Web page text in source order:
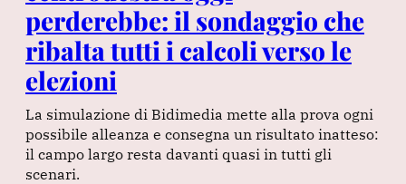
perderebbe: il sondaggio che
ribalta tutti i calcoli verso le
elezioni
La simulazione di Bidimedia mette alla prova ogni
possibile alleanza e consegna un risultato inatteso:
il campo largo resta davanti quasi in tutti gli
scenari.